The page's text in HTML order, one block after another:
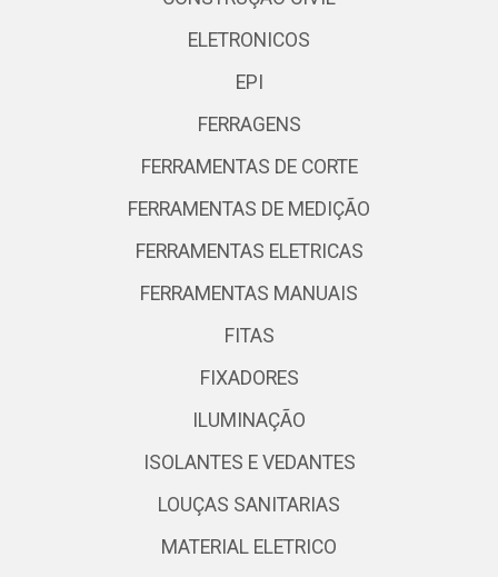
ELETRONICOS
EPI
FERRAGENS
FERRAMENTAS DE CORTE
FERRAMENTAS DE MEDIÇÃO
FERRAMENTAS ELETRICAS
FERRAMENTAS MANUAIS
FITAS
FIXADORES
ILUMINAÇÃO
ISOLANTES E VEDANTES
LOUÇAS SANITARIAS
MATERIAL ELETRICO